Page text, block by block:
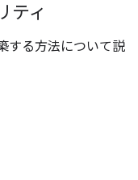
ティ
する方法について説